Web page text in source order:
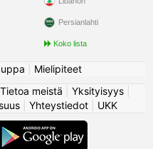
Persianlahti
Koko lista
Mielipiteet
Tietoa meistä Yksityisyys|
Yhteystiedot UKK